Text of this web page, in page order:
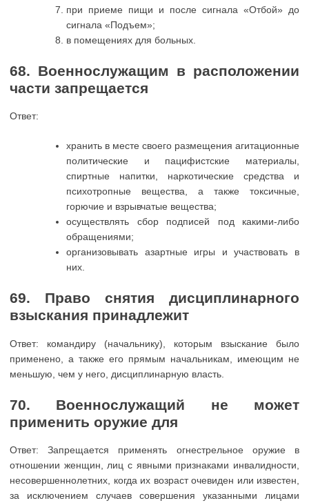
при приеме пищи и после сигнала «Отбой» до
сигнала «Подъем»;
в помещениях для больных.
68. Военнослужащим в расположении
части запрещается
Ответ:
хранить в месте своего размещения агитационные
политические и пацифистские материалы,
спиртные напитки, наркотические средства и
психотропные вещества, а также токсичные,
горючие и взрывчатые вещества;
осуществлять сбор подписей под какими-либо
обращениями;
организовывать азартные игры и участвовать в
них.
69. Право снятия дисциплинарного
взыскания принадлежит
Ответ: командиру (начальнику), которым взыскание было
применено, а также его прямым начальникам, имеющим не
меньшую, чем у него, дисциплинарную власть.
70. Военнослужащий не может
применить оружие для
Ответ: Запрещается применять огнестрельное оружие в
отношении женщин, лиц с явными признаками инвалидности,
несовершеннолетних, когда их возраст очевиден или известен,
за исключением случаев совершения указанными лицами